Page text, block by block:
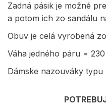
Zadná pásik je možné
a potom ich zo sandálu
Obuv je celá vyrobená
Váha jedného páru =
Dámske nazouváky